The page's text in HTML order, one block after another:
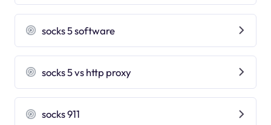
socks 5 software
socks 5 vs http proxy
socks 911